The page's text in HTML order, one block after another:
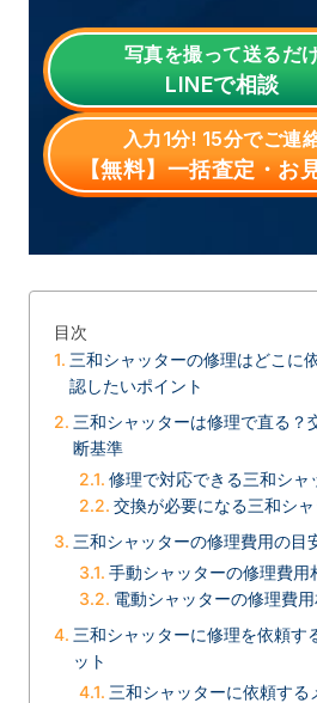
写真を撮って送るだ
LINEで相談
入力1分! 15分でご連
【無料】一括査定・お
目次
三和シャッターの修理はどこに
認したいポイント
三和シャッターは修理で直る？
断基準
修理で対応できる三和シャ
交換が必要になる三和シ
三和シャッターの修理費用の目
手動シャッターの修理費用
電動シャッターの修理費
三和シャッターに修理を依頼す
ット
三和シャッターに依頼する